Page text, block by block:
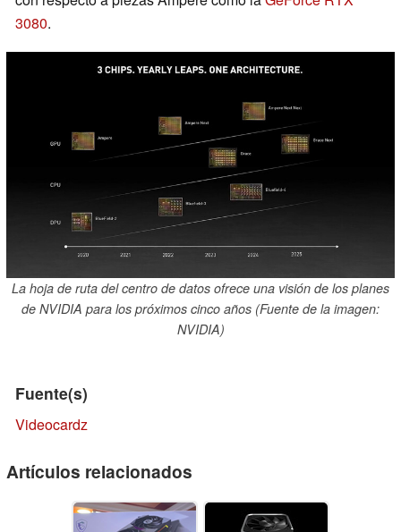
3080.
La hoja de ruta del centro de datos ofrece una visión de los planes
de NVIDIA para los próximos cinco años (Fuente de la imagen:
NVIDIA)
Fuente(s)
Videocardz
Artículos relacionados